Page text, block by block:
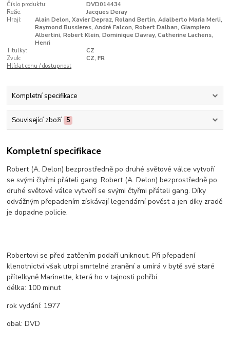
Číslo produktu:
DVD014434
Režie:
Jacques Deray
Hrají:
Alain Delon, Xavier Depraz, Roland Bertin, Adalberto Maria Merli,
Raymond Bussieres, André Falcon, Robert Dalban, Giampiero
Albertini, Robert Klein, Dominique Davray, Catherine Lachens,
Henri
Titulky:
CZ
Zvuk:
CZ, FR
Hlídat cenu / dostupnost
Kompletní specifikace
Související zboží 5
Kompletní specifikace
Robert (A. Delon) bezprostředně po druhé světové válce vytvoří
se svými čtyřmi přáteli gang. Robert (A. Delon) bezprostředně po
druhé světové válce vytvoří se svými čtyřmi přáteli gang. Díky
odvážným přepadením získávají legendární pověst a jen díky zradě
je dopadne policie.
Robertovi se před zatčením podaří uniknout. Při přepadení
klenotnictví však utrpí smrtelné zranění a umírá v bytě své staré
přítelkyně Marinette, která ho v tajnosti pohřbí.
délka: 100 minut
rok vydání: 1977
obal: DVD